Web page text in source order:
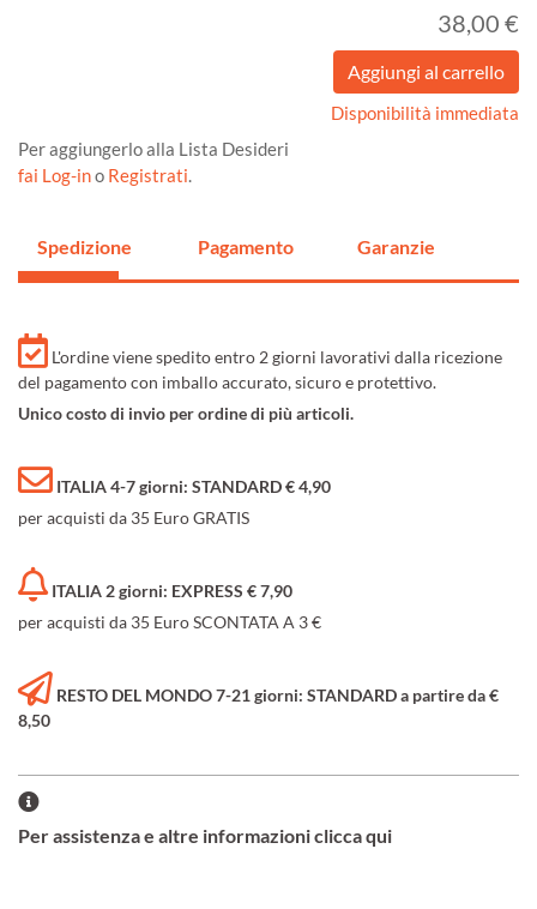
38,00 €
Disponibilità immediata
Per aggiungerlo alla Lista Desideri
fai Log-ino Registrati.
Spedizione Pagamento Garanzie
L'ordine viene spedito entro 2 giorni lavorativi dalla ricezione
del pagamento con imballo accurato, sicuro e protettivo.
Unico costo di invio per ordine di più articoli.
ITALIA 4-7 giorni: STANDARD € 4,90
per acquisti da 35 Euro GRATIS
ITALIA 2 giorni: EXPRESS € 7,90
per acquisti da 35 Euro SCONTATA A 3 €
RESTO DEL MONDO 7-21 giorni: STANDARD a partire da €
8,50
Per assistenza e altre informazioni clicca qui